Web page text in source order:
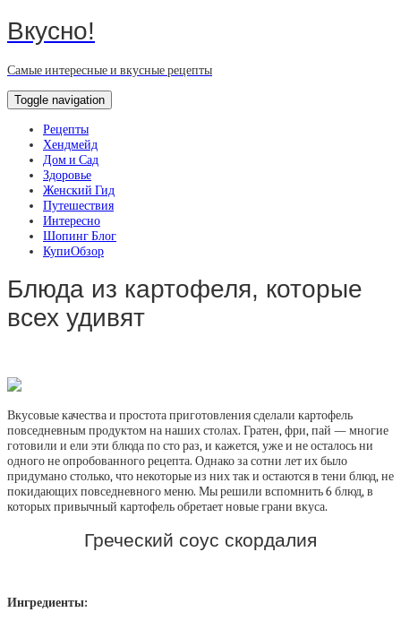
Вкусно!
Самые интересные и вкусные рецепты
Toggle navigation
Рецепты
Хендмейд
Дом и Сад
Здоровье
Женский Гид
Путешествия
Интересно
Шопинг Блог
КупиОбзор
Блюда из картофеля, которые
всех удивят
Вкусовые качества и простота приготовления сделали картофель
повседневным продуктом на наших столах. Гратен, фри, пай — многие
готовили и ели эти блюда по сто раз, и кажется, уже и не осталось ни
одного не опробованного рецепта. Однако за сотни лет их было
придумано столько, что некоторые из них так и остаются в тени блюд, не
покидающих повседневного меню. Мы решили вспомнить 6 блюд, в
которых привычный картофель обретает новые грани вкуса.
Греческий соус скордалия
Ингредиенты: